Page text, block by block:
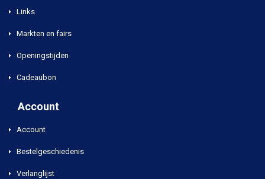
Links
Markten en fairs
Openingstijden
Cadeaubon
Account
Account
Bestelgeschiedenis
Verlanglijst